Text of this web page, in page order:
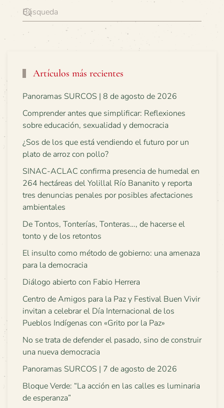
Artículos más recientes
Panoramas SURCOS | 8 de agosto de 2026
Comprender antes que simplificar: Reflexiones
sobre educación, sexualidad y democracia
¿Sos de los que está vendiendo el futuro por un
plato de arroz con pollo?
SINAC-ACLAC confirma presencia de humedal en
264 hectáreas del Yolillal Río Bananito y reporta
tres denuncias penales por posibles afectaciones
ambientales
De Tontos, Tonterías, Tonteras…, de hacerse el
tonto y de los retontos
El insulto como método de gobierno: una amenaza
para la democracia
Diálogo abierto con Fabio Herrera
Centro de Amigos para la Paz y Festival Buen Vivir
invitan a celebrar el Día Internacional de los
Pueblos Indígenas con «Grito por la Paz»
No se trata de defender el pasado, sino de construir
una nueva democracia
Panoramas SURCOS | 7 de agosto de 2026
Bloque Verde: “La acción en las calles es luminaria
de esperanza”